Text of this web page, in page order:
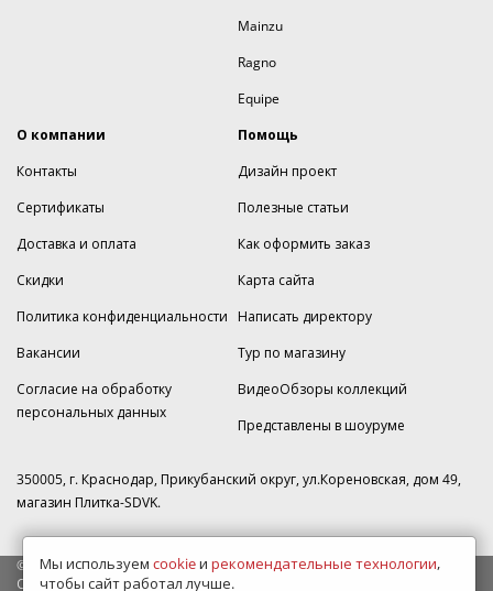
Mainzu
Ragno
Equipe
О компании
Контакты
Сертификаты
Доставка и оплата
Скидки
Политика конфиденциальности
Вакансии
Согласие на обработку
персональных данных
Помощь
Дизайн проект
Полезные статьи
Как оформить заказ
Карта сайта
Написать директору
Тур по магазину
ВидеоОбзоры коллекций
Представлены в шоуруме
350005, г. Краснодар, Прикубанский округ, ул.Кореновская, дом 49,
магазин Плитка-SDVK.
© 2009—2026 г. Все права защищены
Обращаем Ваше внимание на то, что данный интернет-сайт носит
Мы используем cookieи рекомендательные технологии,
чтобы сайт работал лучше.